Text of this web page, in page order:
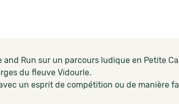
and Run sur un parcours ludique en Petite
du fleuve Vidourle.
un esprit de compétition ou de manière